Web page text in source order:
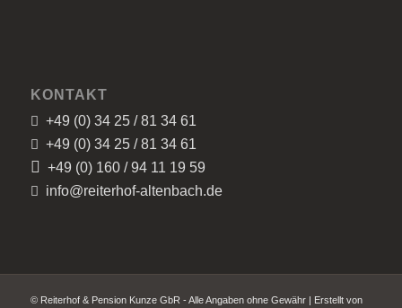
KONTAKT
+49 (0) 34 25 / 81 34 61
+49 (0) 34 25 / 81 34 61
+49 (0) 160 / 94 11 19 59
info@reiterhof-altenbach.de
© Reiterhof & Pension Kunze GbR - Alle Angaben ohne Gewähr | Erstellt von